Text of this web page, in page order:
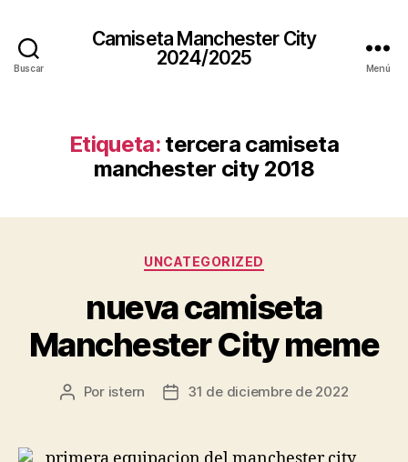
Buscar
Camiseta Manchester City
2024/2025
Menú
Etiqueta: tercera camiseta
manchester city 2018
Categorías
UNCATEGORIZED
nueva camiseta
Manchester City meme
Autor
entrada
Por istern
Fecha
entrada
31 de diciembre de 2022